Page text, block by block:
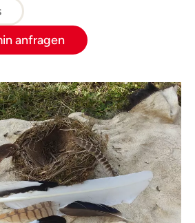
Weltnaturerbeflächen.
wie schnell die Natur
überdeckt.
anfragen